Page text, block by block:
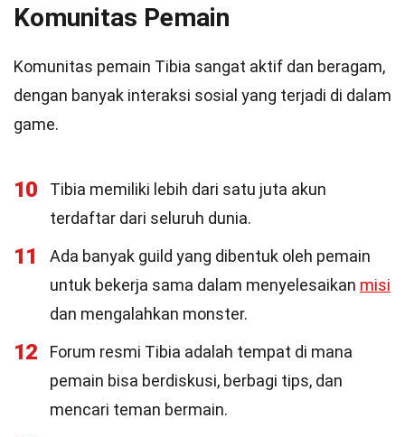
Komunitas Pemain
Komunitas pemain Tibia sangat aktif dan beragam,
dengan banyak interaksi sosial yang terjadi di dalam
game.
10
Tibia memiliki lebih dari satu juta akun
terdaftar dari seluruh dunia.
11
Ada banyak guild yang dibentuk oleh pemain
untuk bekerja sama dalam menyelesaikan misi
dan mengalahkan monster.
12
Forum resmi Tibia adalah tempat di mana
pemain bisa berdiskusi, berbagi tips, dan
mencari teman bermain.